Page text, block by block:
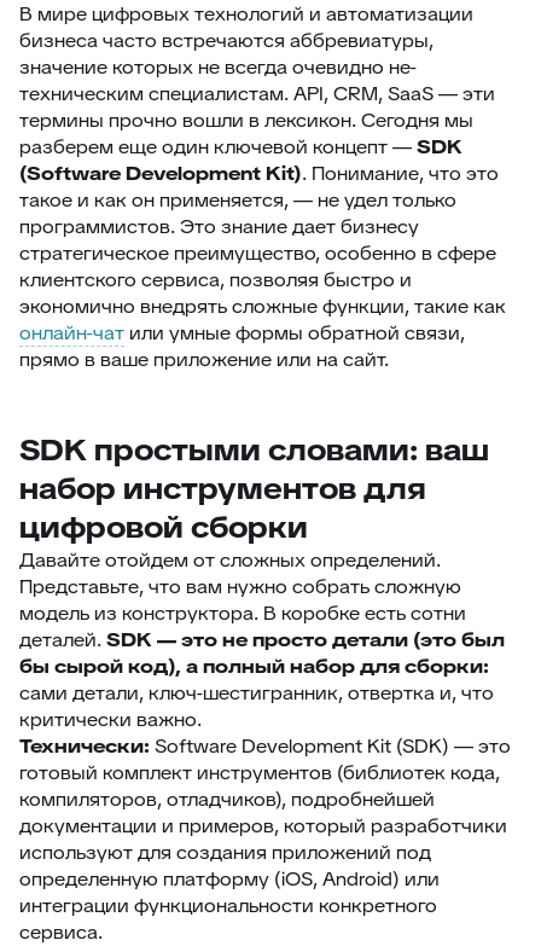
В мире цифровых технологий и автоматизации
бизнеса часто встречаются аббревиатуры,
значение которых не всегда очевидно не-
техническим специалистам. API, CRM, SaaS — эти
термины прочно вошли в лексикон. Сегодня мы
разберем еще один ключевой концепт —SDK
(Software Development Kit). Понимание, что это
такое и как он применяется, — не удел только
программистов. Это знание дает бизнесу
стратегическое преимущество, особенно в сфере
клиентского сервиса, позволяя быстро и
экономично внедрять сложные функции, такие как
онлайн-чат или умные формы обратной связи,
прямо в ваше приложение или на сайт.
SDK простыми словами: ваш
набор инструментов для
цифровой сборки
Давайте отойдем от сложных определений.
Представьте, что вам нужно собрать сложную
модель из конструктора. В коробке есть сотни
деталей.SDK — это не просто детали (это был
бы сырой код), а полный набор для сборки:
сами детали, ключ-шестигранник, отвертка и, что
критически важно.
Технически: Software Development Kit (SDK) — это
готовый комплект инструментов (библиотек кода,
компиляторов, отладчиков), подробнейшей
документации и примеров, который разработчики
используют для создания приложений под
определенную платформу (iOS, Android) или
интеграции функциональности конкретного
сервиса.